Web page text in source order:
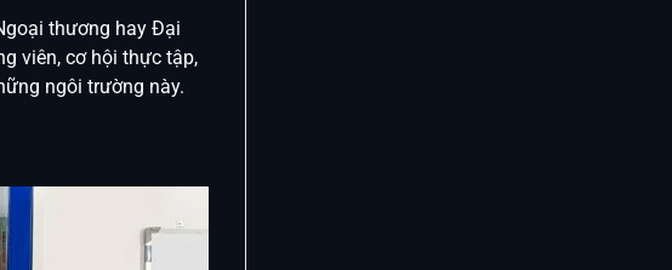
thương hay Đại
viên, cơ hội thực tập,
ngôi trường này.